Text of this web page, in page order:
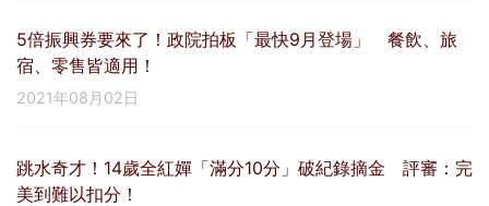
5倍振興券要來了！政院拍板「最快9月登場」 餐飲、旅
宿、零售皆適用！
2021年08月02日
跳水奇才！14歲全紅嬋「滿分10分」破紀錄摘金 評審：完
美到難以扣分！